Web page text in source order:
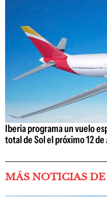
Iberia programa un vuelo
total de Sol el próximo 12
MÁS NOTICIAS